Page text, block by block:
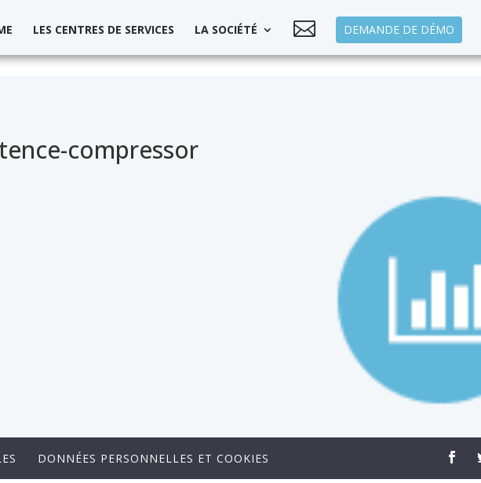
LES CENTRES DE SERVICES LA SOCIÉTÉ  DEMANDE DE DÉMO
compressor
DONNÉES PERSONNELLES ET COOKIES